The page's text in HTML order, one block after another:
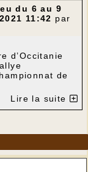
du 6 au 9
11:42 par
d’Occitanie
de
Lire la suite